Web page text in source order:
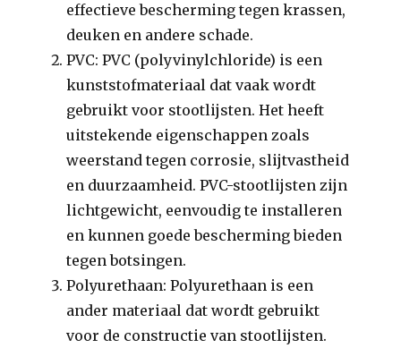
effectieve bescherming tegen krassen,
deuken en andere schade.
PVC: PVC (polyvinylchloride) is een
kunststofmateriaal dat vaak wordt
gebruikt voor stootlijsten. Het heeft
uitstekende eigenschappen zoals
weerstand tegen corrosie, slijtvastheid
en duurzaamheid. PVC-stootlijsten zijn
lichtgewicht, eenvoudig te installeren
en kunnen goede bescherming bieden
tegen botsingen.
Polyurethaan: Polyurethaan is een
ander materiaal dat wordt gebruikt
voor de constructie van stootlijsten.